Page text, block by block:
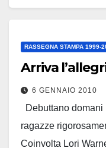
RASSEGNA STAMPA 1999-
Arriva
6 GENNAIO 2010
Debuttano
ragazze
Coinvolta Lori